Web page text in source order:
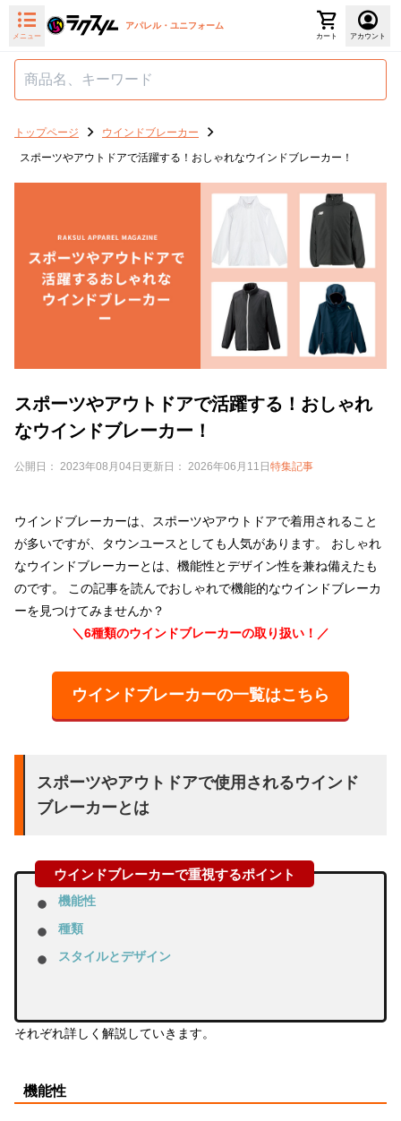
メニュー
アパレル・ユニフォーム
カート アカウント
トップページ
ウインドブレーカー
スポーツやアウトドアで活躍する！おしゃれなウインドブレーカー！
スポーツやアウトドアで活躍する！おしゃれ
なウインドブレーカー！
公開日： 2023年08月04日 更新日： 2026年06月11日 特集記事
ウインドブレーカーは、スポーツやアウトドアで着用されること
が多いですが、タウンユースとしても人気があります。 おしゃれ
なウインドブレーカーとは、機能性とデザイン性を兼ね備えたも
のです。 この記事を読んでおしゃれで機能的なウインドブレーカ
ーを見つけてみませんか？
＼6種類のウインドブレーカーの取り扱い！／
ウインドブレーカーの一覧はこちら
スポーツやアウトドアで使用されるウインド
ブレーカーとは
機能性
種類
スタイルとデザイン
それぞれ詳しく解説していきます。
機能性